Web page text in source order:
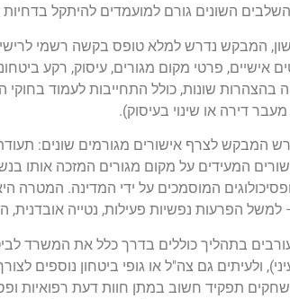
השונים גורם למועמדים להיתקל
המבקש נדרש למלא טופס בקשה רשמי
אישיים, פרטי מקום מגורים, עיסוק, רקע
בהצהרות שונות, כולל התחייבות לעמוד
דירה או שינוי בעיסוק).
המבקש לצרף אישורים מגורמים שונים: תעודת
המעידים על מקום מגורים המזכה אותו
ופסיכולוגים המוסמכים על ידי המדינה.
למשל הפרעות נפשיות פעילות, נטייה אובדנית,
בתהליך כוללים בדרך כלל את המשרד
ולעיתים גם צה"ל או גופי ביטחון נוספים
תפקיד חשוב במתן חוות דעת רפואיות